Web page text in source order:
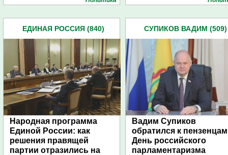
ЕДИНАЯ РОССИЯ (840)
Народная программа
Единой России: как
решения правящей
партии отразились на
СУПИКОВ ВАДИМ (509)
Вадим Супиков
обратился к
День российского
парламентаризма